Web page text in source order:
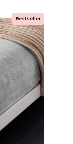
Bestseller